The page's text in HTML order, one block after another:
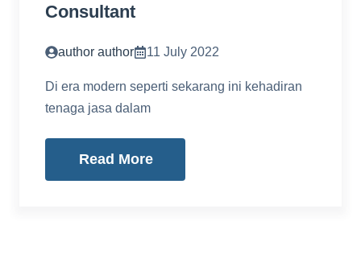
Consultant
author author 11 July 2022
Di era modern seperti sekarang ini kehadiran
tenaga jasa dalam
Read More